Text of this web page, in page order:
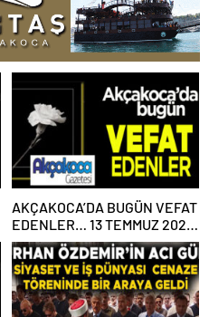
AKÇAKOCA’DA BUGÜN VEFAT
EDENLER… 13 TEMMUZ 2026
PAZARTESİ